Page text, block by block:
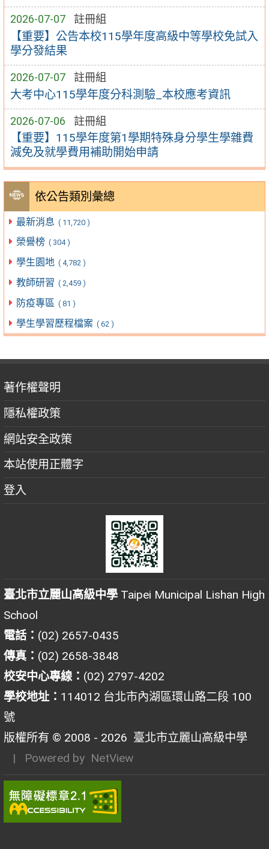
2026-07-07 註冊組
【重要】公告本校115學年度高級中等學校免試入
學分發結果
2026-07-07 註冊組
大考中心115學年度分科測驗_本校應考資訊
2026-07-06 註冊組
【重要】115學年度第1學期特殊身分學生學雜費
減免及就學費用補助開始申請
依公告類別彙總
最新消息 ( 11,720 )
榮譽榜 ( 304 )
學生園地 ( 4,782 )
教師研習 ( 2,459 )
防疫專區 ( 81 )
學生學習歷程檔案 ( 62 )
著作權聲明
隱私權政策
網站安全政策
本站使用正體字
登入
臺北市立麗山高級中學 Taipei Municipal Lishan High
School
電話： (02) 2657-0435
傳真： (02) 2658-3848
校安中心專線： (02) 2797-4202
學校地址： 114012 台北市內湖區環山路二段 100
號
版權所有 © 2008 - 2026 臺北市立麗山高級中學
| Powered by NetView